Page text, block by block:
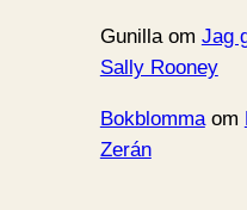
Gunillaom Jag
Sally Rooney
Bokblommaom
Zerán